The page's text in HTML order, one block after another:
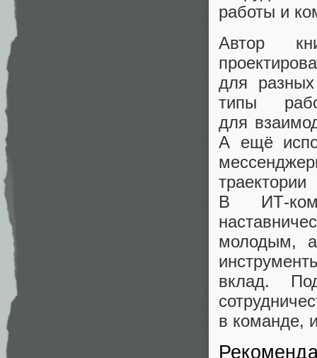
работы и
Автор
для
типы
для
А ещё
В
молодым,
вклад.
в команде,